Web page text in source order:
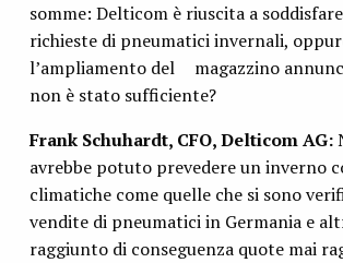
somme: Delticom è riuscita a
richieste di pneumatici invernali,
l’ampliamento del
magazzino
non è stato sufficiente?
Frank Schuhardt, CFO, Delticom AG:
avrebbe potuto prevedere un inverno
climatiche come quelle che si sono
vendite di pneumatici in Germania e
raggiunto di conseguenza quote mai